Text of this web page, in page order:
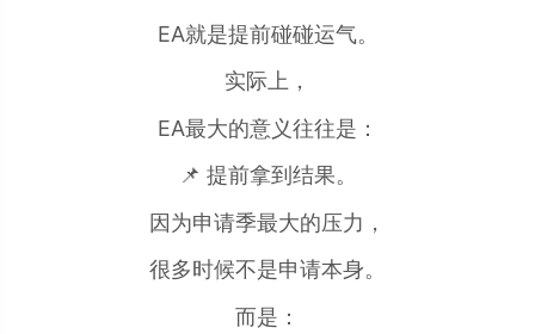
EA就是提前碰碰运气。
实际上，
EA最大的意义往往是：
📌 提前拿到结果。
因为申请季最大的压力，
很多时候不是申请本身。
而是：